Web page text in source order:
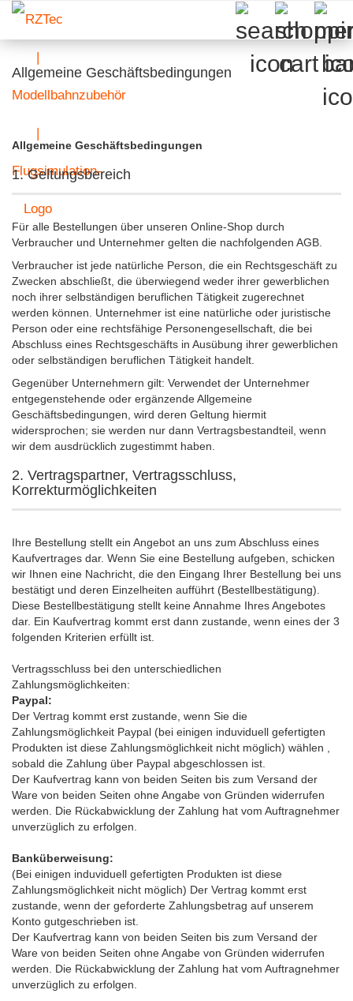
Allgemeine Geschäftsbedingungen
Allgemeine Geschäftsbedingungen
1. Geltungsbereich
Für alle Bestellungen über unseren Online-Shop durch
Verbraucher und Unternehmer gelten die nachfolgenden AGB.
Verbraucher ist jede natürliche Person, die ein Rechtsgeschäft zu
Zwecken abschließt, die überwiegend weder ihrer gewerblichen
noch ihrer selbständigen beruflichen Tätigkeit zugerechnet
werden können. Unternehmer ist eine natürliche oder juristische
Person oder eine rechtsfähige Personengesellschaft, die bei
Abschluss eines Rechtsgeschäfts in Ausübung ihrer gewerblichen
oder selbständigen beruflichen Tätigkeit handelt.
Gegenüber Unternehmern gilt: Verwendet der Unternehmer
entgegenstehende oder ergänzende Allgemeine
Geschäftsbedingungen, wird deren Geltung hiermit
widersprochen; sie werden nur dann Vertragsbestandteil, wenn
wir dem ausdrücklich zugestimmt haben.
2. Vertragspartner, Vertragsschluss,
Korrekturmöglichkeiten
Ihre Bestellung stellt ein Angebot an uns zum Abschluss eines
Kaufvertrages dar. Wenn Sie eine Bestellung aufgeben, schicken
wir Ihnen eine Nachricht, die den Eingang Ihrer Bestellung bei uns
bestätigt und deren Einzelheiten aufführt (Bestellbestätigung).
Diese Bestellbestätigung stellt keine Annahme Ihres Angebotes
dar. Ein Kaufvertrag kommt erst dann zustande, wenn eines der 3
folgenden Kriterien erfüllt ist.
Vertragsschluss bei den unterschiedlichen
Zahlungsmöglichkeiten:
Paypal:
Der Vertrag kommt erst zustande, wenn Sie die
Zahlungsmöglichkeit Paypal (bei einigen induviduell gefertigten
Produkten ist diese Zahlungsmöglichkeit nicht möglich) wählen ,
sobald die Zahlung über Paypal abgeschlossen ist.
Der Kaufvertrag kann von beiden Seiten bis zum Versand der
Ware von beiden Seiten ohne Angabe von Gründen widerrufen
werden. Die Rückabwicklung der Zahlung hat vom Auftragnehmer
unverzüglich zu erfolgen.
Banküberweisung:
(Bei einigen induviduell gefertigten Produkten ist diese
Zahlungsmöglichkeit nicht möglich) Der Vertrag kommt erst
zustande, wenn der geforderte Zahlungsbetrag auf unserem
Konto gutgeschrieben ist.
Der Kaufvertrag kann von beiden Seiten bis zum Versand der
Ware von beiden Seiten ohne Angabe von Gründen widerrufen
werden. Die Rückabwicklung der Zahlung hat vom Auftragnehmer
unverzüglich zu erfolgen.